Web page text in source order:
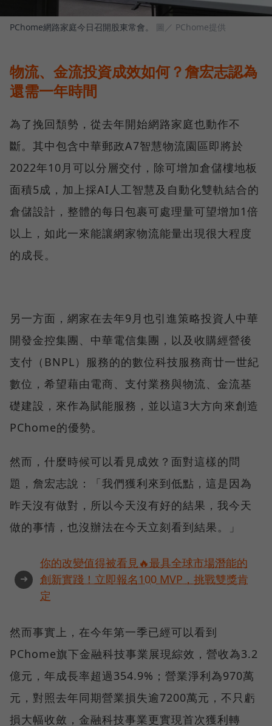
PChome網路家庭今日召開股東常會。 圖／ PChome提供
物流、金流投資成效如何？詹宏志認為
還需一年時間
為了挽回頹勢，從去年開始網路家庭也動作不
斷。其中包含中華郵政A7智慧物流園區即將於
2022年10月可以分層交付，除可增加倉儲樓地板
面積5成，加上採AI人工智慧及自動化雙軌結合的
倉儲設計，整體的每日包裹可處理量可望增加1倍
以上，如此一來能讓網家物流能量出現很大程度
的成長。
另一方面，網家在去年9月也引進策略投資人中華
開發金控集團、中華電信集團，以及收購經營後
支付（BNPL）服務的的數位科技服務商廿一世紀
數位，希望藉由電商、支付業務與物流、金流基
礎建設，來作為賦能服務，並以這3大方向來創造
PChome的優勢。
然而，什麼時候可以看見成效？面對這樣的問
題，詹宏志說：「我們獲利來到低點，這是因為
昨天沒有做對，所以今天沒有好的結果，我今天
做的事情，也沒辦法在今天立刻看到結果。」
➜
你的改變值得被看見🔥最具全球市場潛能的
創新實踐！立即報名100 MVP，挑戰雙獎肯
定
然而事實上，在今年第一季已經可以看到
PChome旗下金融科技事業展現綜效，營收為3.2
億元，年成長率超過354.9%；營業淨利為970萬
元，對照去年同期營業損失逾7200萬元，不只虧
損大幅收斂，金融科技事業更實現首次獲利轉